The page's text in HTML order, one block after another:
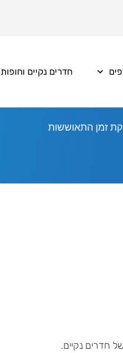
חדרים נקיים וחופות
זמן התאוששות
חדרים נקיים.